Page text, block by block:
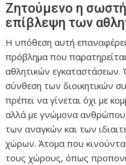
Ζητούμενο η σωστή
επίβλεψη των
Η υπόθεση αυτή
πρόβλημα που
αθλητικών
σύνθεση των διοικητικών
πρέπει να γίνεται όχι με
αλλά με γνώμονα
των αναγκών και των
χώρων. Άτομα που
τους χώρους, όπως